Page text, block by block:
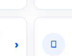
›